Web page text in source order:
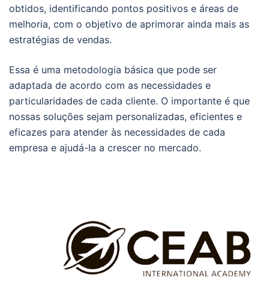
obtidos, identificando pontos positivos e áreas de
melhoria, com o objetivo de aprimorar ainda mais as
estratégias de vendas.
Essa é uma metodologia básica que pode ser
adaptada de acordo com as necessidades e
particularidades de cada cliente. O importante é que
nossas soluções sejam personalizadas, eficientes e
eficazes para atender às necessidades de cada
empresa e ajudá-la a crescer no mercado.